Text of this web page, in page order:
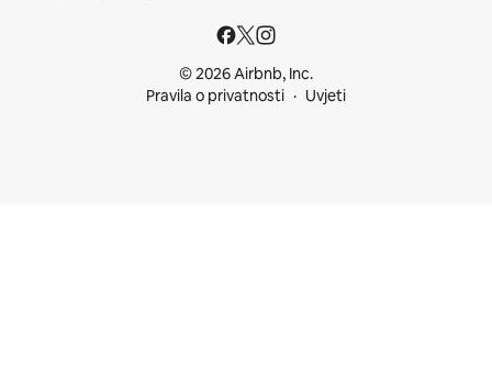
© 2026 Airbnb, Inc.
Pravila o privatnosti
Uvjeti